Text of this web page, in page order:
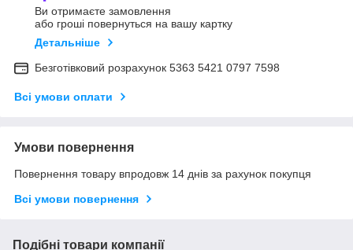
Ви отримаєте замовлення
або гроші повернуться на вашу картку
Детальніше
Безготівковий розрахунок 5363 5421 0797 7598
Всі умови оплати
Умови повернення
Повернення товару впродовж 14 днів за рахунок покупця
Всі умови повернення
Подібні товари компанії